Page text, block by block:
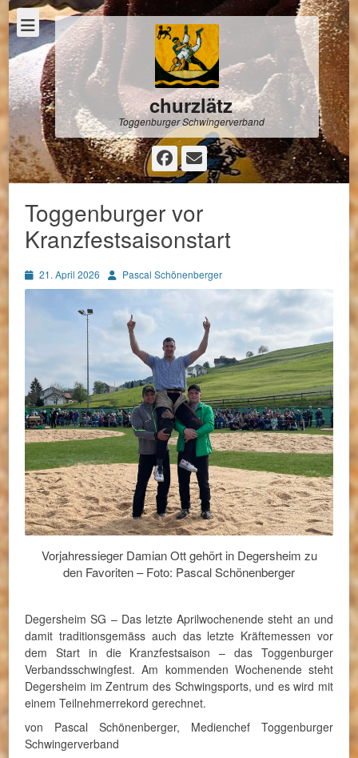
churzlätz
Toggenburger Schwingerverband
Facebook
E-
Mail
Toggenburger vor
Kranzfestsaisonstart
Posted
on
21. April 2026 AutorPascal Schönenberger
Vorjahressieger Damian Ott gehört in Degersheim zu
den Favoriten – Foto: Pascal Schönenberger
Degersheim SG – Das letzte Aprilwochenende steht an und
damit traditionsgemäss auch das letzte Kräftemessen vor
dem Start in die Kranzfestsaison – das Toggenburger
Verbandsschwingfest. Am kommenden Wochenende steht
Degersheim im Zentrum des Schwingsports, und es wird mit
einem Teilnehmerrekord gerechnet.
von Pascal Schönenberger, Medienchef Toggenburger
Schwingerverband